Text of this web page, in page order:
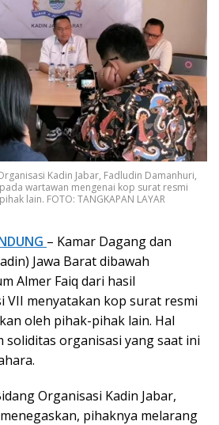
Kadin Jabar, Fadludin Damanhuri,
wartawan mengenai kop surat resmi
lain. FOTO: TANGKAPAN LAYAR
– Kamar Dagang dan
Jawa Barat dibawah
Almer Faiq dari hasil
VII menyatakan kop surat resmi
oleh pihak-pihak lain. Hal
soliditas organisasi yang saat ini
Organisasi Kadin Jabar,
pihaknya melarang